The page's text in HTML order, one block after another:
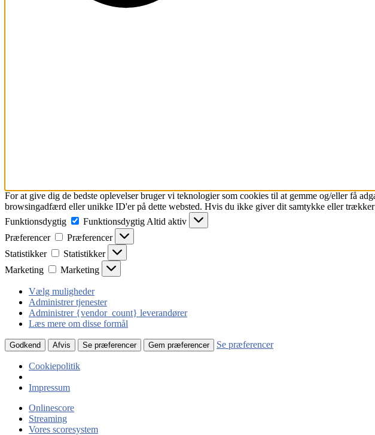
For at give dig de bedste oplevelser bruger vi teknologier som cookies til at gemme og/eller få
browsingadfærd eller unikke ID'er på dette websted. Hvis du ikke giver dit samtykke eller
Funktionsdygtig
Funktionsdygtig Altid aktiv
Præferencer
Præferencer
Statistikker
Statistikker
Marketing
Marketing
Vælg muligheder
Administrer tjenester
Administrer {vendor_count} leverandører
Læs mere om disse formål
Godkend Afvis Se præferencer Gem præferencer Se præferencer
Cookiepolitik
Impressum
Onlinescore
Streaming
Vores scoresystem